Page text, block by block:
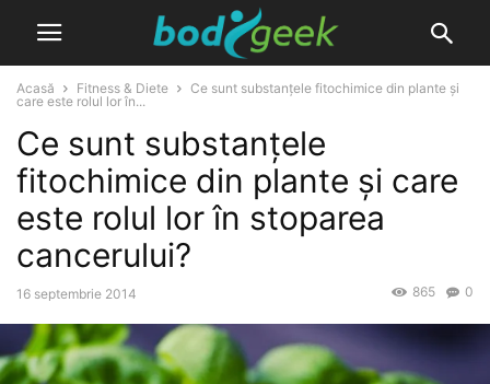
Acasă Fitness & Diete
Ce sunt substanțele fitochimice din plante și
care este rolul lor în...
Ce sunt substanțele
fitochimice din plante și care
este rolul lor în stoparea
cancerului?
16 septembrie 2014 0
865